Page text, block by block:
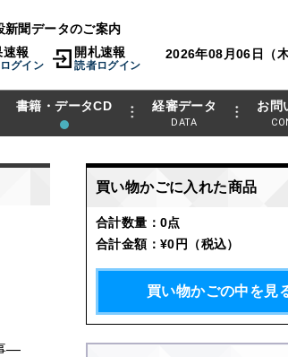
2026年08月06日（木
新聞データのご案内
速報
グイン
開札速報
読者ログイン
書籍・データCD 経審データ
DATA
お問
―
買い物かごに入れた商品
合計数量： 0点
合計金額： ¥0円 （税込）
買い物かごの中を見